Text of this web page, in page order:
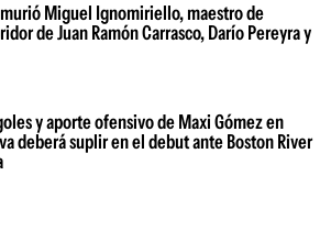
Miguel Ignomiriello, maestro de
de Juan Ramón Carrasco, Darío Pereyra y
y aporte ofensivo de Maxi Gómez en
deberá suplir en el debut ante Boston River